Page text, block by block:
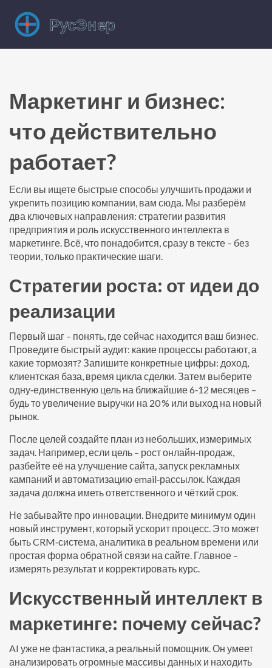
Маркетинг и бизнес:
что действительно
работает?
Если вы ищете быстрые способы улучшить продажи и
укрепить позицию компании, вам сюда. Мы разберём
два ключевых направления: стратегии развития
предприятия и роль искусственного интеллекта в
маркетинге. Всё, что понадобится, сразу в тексте – без
теории, только практические шаги.
Стратегии роста: от идеи до
реализации
Первый шаг – понять, где сейчас находится ваш бизнес.
Проведите быстрый аудит: какие процессы работают, а
какие тормозят? Запишите конкретные цифры: доход,
клиентская база, время цикла сделки. Затем выберите
одну‑единственную цель на ближайшие 6‑12 месяцев –
будь то увеличение выручки на 20 % или выход на новый
рынок.
После целей создайте план из небольших, измеримых
задач. Например, если цель – рост онлайн‑продаж,
разбейте её на улучшение сайта, запуск рекламных
кампаний и автоматизацию email‑рассылок. Каждая
задача должна иметь ответственного и чёткий срок.
Не забывайте про инновации. Внедрите минимум один
новый инструмент, который ускорит процесс. Это может
быть CRM‑система, аналитика в реальном времени или
простая форма обратной связи на сайте. Главное –
измерять результат и корректировать курс.
Искусственный интеллект в
маркетинге: почему сейчас?
AI уже не фантастика, а реальный помощник. Он умеет
анализировать огромные массивы данных и находить